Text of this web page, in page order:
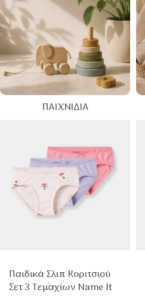
ΠΑΙΧΝΊΔΙΑ
Παιδικά Σλιπ Κοριτσιού
Σετ 3 Τεμαχίων Name It